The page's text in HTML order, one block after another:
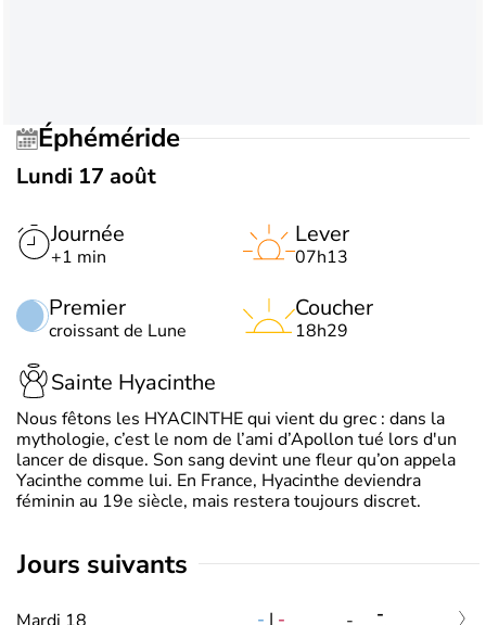
Éphéméride
Lundi 17 août
Journée
+1 min
Premier
croissant de Lune
Lever
07h13
Coucher
18h29
Sainte Hyacinthe
Nous fêtons les HYACINTHE qui vient du grec : dans la
mythologie, c’est le nom de l’ami d’Apollon tué lors d'un
lancer de disque. Son sang devint une fleur qu’on appela
Yacinthe comme lui. En France, Hyacinthe deviendra
féminin au 19e siècle, mais restera toujours discret.
jours suivants
- | - -